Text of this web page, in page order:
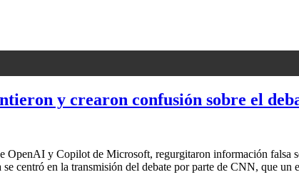
y crearon confusión sobre el
y Copilot de Microsoft, regurgitaron información falsa
centró en la transmisión del debate por parte de CNN, que